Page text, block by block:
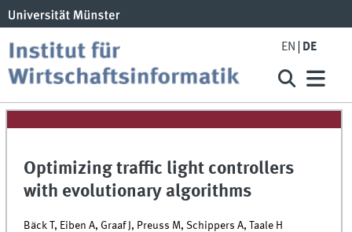
EN DE
Optimizing traffic light controllers
with evolutionary algorithms
Bäck T, Eiben A, Graaf J, Preuss M, Schippers A, Taale H